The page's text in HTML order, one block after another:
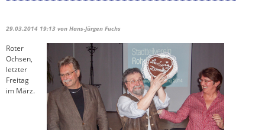
29.03.2014 19:13 von Hans-Jürgen Fuchs
Roter
Ochsen,
letzter
Freitag
im März.